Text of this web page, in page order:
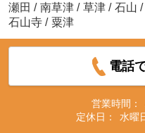
瀬田 / 南草津 / 草津 / 石山 /
石山寺 / 粟津
電話
営業時間：
定休日：
水曜